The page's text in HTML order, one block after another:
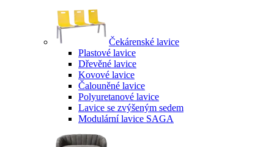
Čekárenské lavice
Plastové lavice
Dřevěné lavice
Kovové lavice
Čalouněné lavice
Polyuretanové lavice
Lavice se zvýšeným sedem
Modulární lavice SAGA